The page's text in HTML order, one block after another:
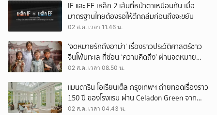
IF และ EF เหล็ก 2 เส้นที่หน้าตาเหมือนกัน เมื่อ
มาตรฐานไทยต้องรอให้ตึกถล่มก่อนถึงจะขยับ
02 ส.ค. เวลา 11.46 น.
‘จดหมายรักถึงอาม่า’ เรื่องราวประวัติศาสตร์ชาว
จีนโพ้นทะเล ที่ซ่อน ‘ความคิดถึง’ ผ่านจดหมาย
‘โพยก๊วน’
02 ส.ค. เวลา 08.50 น.
แมนดาริน โอเรียนเต็ล กรุงเทพฯ ถ่ายทอดเรื่องราว
150 ปี ของโรงแรม ผ่าน Celadon Green จาก
เครื่องศิลาดล
02 ส.ค. เวลา 04.43 น.